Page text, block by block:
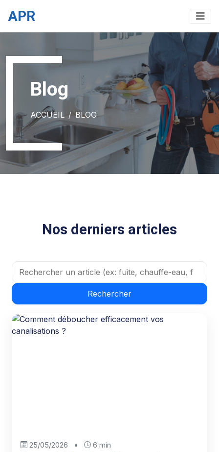
APR
Blog
ACCUEIL BLOG
Nos derniers articles
Rechercher
25/05/2026 • 6 min